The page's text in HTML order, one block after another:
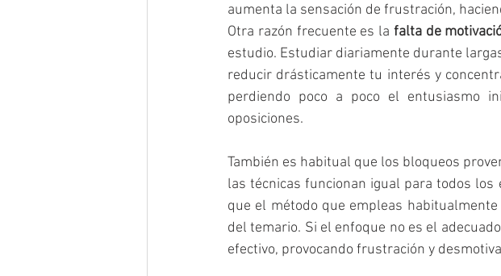
aumenta la sensación de frustración,
Otra razón frecuente es la falta de
estudio. Estudiar diariamente durante
reducir drásticamente tu interés y
perdiendo poco a poco el entusiasmo
oposiciones.
También es habitual que los bloqueos
las técnicas funcionan igual para todos
que el método que empleas
del temario. Si el enfoque no es el
efectivo, provocando frustración y